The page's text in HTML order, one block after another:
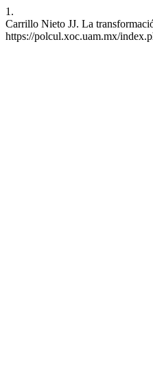
1.
Carrillo Nieto JJ. La
https://polcul.xoc.uam.mx/